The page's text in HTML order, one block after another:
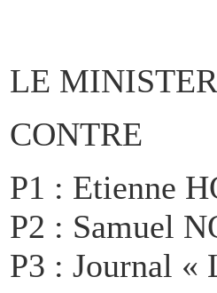
LE
CONTRE
P1 : Etienne
P2 : Samuel
P3 : Journal